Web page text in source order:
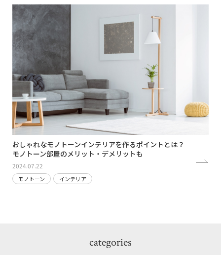
おしゃれなモノトーンインテリアを作るポイントとは？
モノトーン部屋のメリット・デメリットも
2024.07.22
モノトーン インテリア
categories